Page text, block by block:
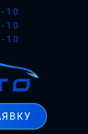
10
10
10